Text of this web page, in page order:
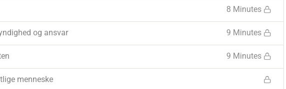
8 Minutes
og ansvar 9 Minutes
9 Minutes
menneske